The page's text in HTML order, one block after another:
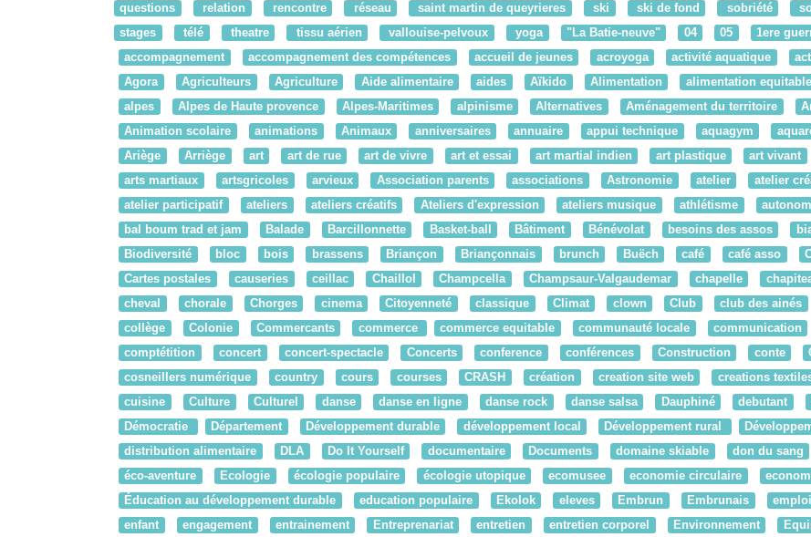
questions
relation rencontre réseau saint martin de queyrieres ski ski de fond sobriété
stages
télé theatre tissu aérien vallouise-pelvoux yoga "La Batie-neuve" 04 05 1ere
accompagnement
accompagnement des compétences accueil de jeunes acroyoga activité aquatique
Agora
Agriculteurs Agriculture Aide alimentaire aides Aïkido Alimentation alimentation equitable
alpes
Alpes de Haute provence Alpes-Maritimes alpinisme Alternatives Aménagement du territoire
Animation scolaire
animations Animaux anniversaires annuaire appui technique aquagym
Ariège
Arriège art art de rue art de vivre art et essai art martial indien art plastique art vivant
arts martiaux
artsgricoles arvieux Association parents associations Astronomie atelier atelier
atelier participatif
ateliers ateliers créatifs Ateliers d'expression ateliers musique athlétisme
bal boum trad et jam
Balade Barcillonnette Basket-ball Bâtiment Bénévolat besoins des assos
Biodiversité
bloc bois brassens Briançon Briançonnais brunch Buëch café café asso
Cartes postales
causeries ceillac Chaillol Champcella Champsaur-Valgaudemar chapelle
cheval
chorale Chorges cinema Citoyenneté classique Climat clown Club club des ainés
collège
Colonie Commercants commerce commerce equitable communauté locale communication
comptétition
concert concert-spectacle Concerts conference conférences Construction conte
cosneillers numérique
country cours courses CRASH création creation site web creations
cuisine
Culture Culturel danse danse en ligne danse rock danse salsa Dauphiné debutant
Démocratie
Département Développement durable développement local Développement rural
distribution alimentaire
DLA Do It Yourself documentaire Documents domaine skiable don du sang
éco-aventure
Ecologie écologie populaire écologie utopique ecomusee economie circulaire
Éducation au développement durable
education populaire Ekolok eleves Embrun Embrunais emploi
enfant
engagement entrainement Entreprenariat entretien entretien corporel Environnement